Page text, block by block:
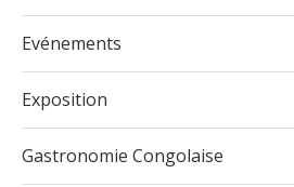
Evénements
Exposition
Gastronomie Congolaise